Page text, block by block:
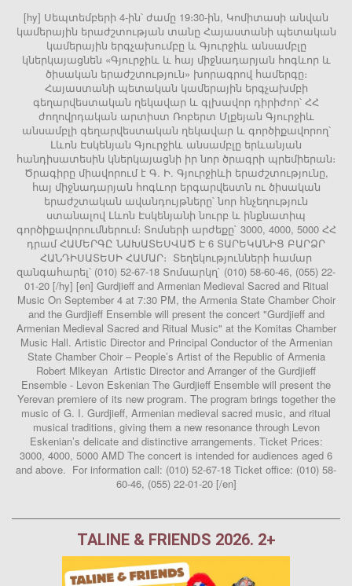
[hy] Սեպտեմբերի 4-ին՝ ժամը 19։30-ին, Կոմիտասի անվան
կամերային երաժշտության տանը Հայաստանի պետական
կամերային երգչախումբը և Գյուրջիև անսամբլը
կներկայացնեն «Գյուրջիև և հայ միջնադարյան հոգևոր և
ծիսական երաժշտություն» խորագրով համերգը։
Հայաստանի պետական կամերային երգչախմբի
գեղարվեստական ղեկավար և գլխավոր դիրիժոր՝ ՀՀ
ժողովրդական արտիստ Ռոբերտ Մլքեյան Գյուրջիև
անսամբլի գեղարվեստական ղեկավար և գործիքավորող՝
Լևոն Էսկենյան Գյուրջիև անսամբլը երևանյան
հանդիսատեսին կներկայացնի իր նոր ծրագրի պրեմիերան։
Ծրագիրը միավորում է Գ. Ի. Գյուրջիևի երաժշտությունը,
հայ միջնադարյան հոգևոր երգարվեստն ու ծիսական
երաժշտական ավանդույթները՝ նոր հնչեղություն
ստանալով Լևոն Էսկենյանի նուրբ և ինքնատիպ
գործիքավորումներում։ Տոմսերի արժեքը` 3000, 4000, 5000 ՀՀ
դրամ ՀԱՄԵՐԳԸ ՆԱԽԱՏԵՍՎԱԾ Է 6 ՏԱՐԵԿԱՆԻՑ ԲԱՐՁՐ
ՀԱՆԴԻՍԱՏԵՍԻ ՀԱՄԱՐ։ Տեղեկությունների համար
զանգահարել՝ (010) 52-67-18 Տոմսարկղ` (010) 58-60-46, (055) 22-
01-20 [/hy] [en] Gurdjieff and Armenian Medieval Sacred and Ritual
Music On September 4 at 7:30 PM, the Armenia State Chamber Choir
and the Gurdjieff Ensemble will present the concert "Gurdjieff and
Armenian Medieval Sacred and Ritual Music" at the Komitas Chamber
Music Hall. Artistic Director and Principal Conductor of the Armenian
State Chamber Choir – People’s Artist of the Republic of Armenia
Robert Mlkeyan Artistic Director and Arranger of the Gurdjieff
Ensemble - Levon Eskenian The Gurdjieff Ensemble will present the
Yerevan premiere of its new program. The program brings together the
music of G. I. Gurdjieff, Armenian medieval sacred music, and ritual
musical traditions, giving them a new resonance through Levon
Eskenian’s delicate and distinctive arrangements. Ticket Prices:
3000, 4000, 5000 AMD The concert is intended for audiences aged 6
and above. For information call: (010) 52-67-18 Ticket office: (010) 58-
60-46, (055) 22-01-20 [/en]
TALINE & FRIENDS 2026. 2+